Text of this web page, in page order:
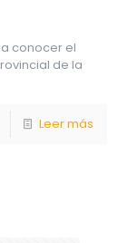
conocer el
de la
Leer más